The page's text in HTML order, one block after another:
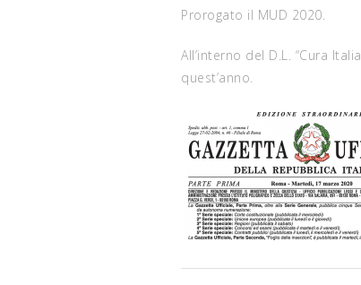
Prorogato il MUD 2020.
All’interno del D.L. “Cura
quest’anno.